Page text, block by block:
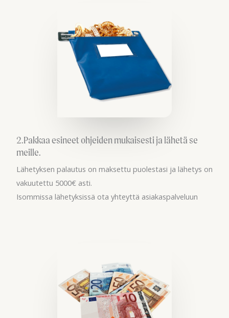
2.Pakkaa esineet ohjeiden mukaisesti ja lähetä se
meille.
Lähetyksen palautus on maksettu puolestasi ja lähetys on
vakuutettu 5000€ asti.
Isommissa lähetyksissä ota yhteyttä asiakaspalveluun